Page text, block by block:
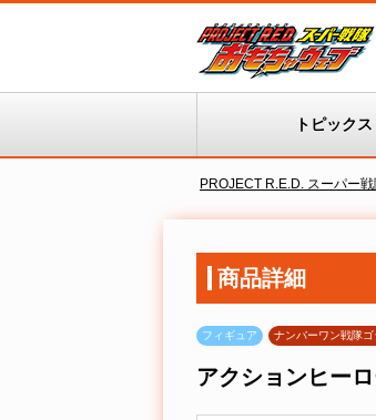
トピックス
PROJECT R.E.D. スーパー
商品詳細
フィギュア ナンバーワン戦隊
アクションヒー